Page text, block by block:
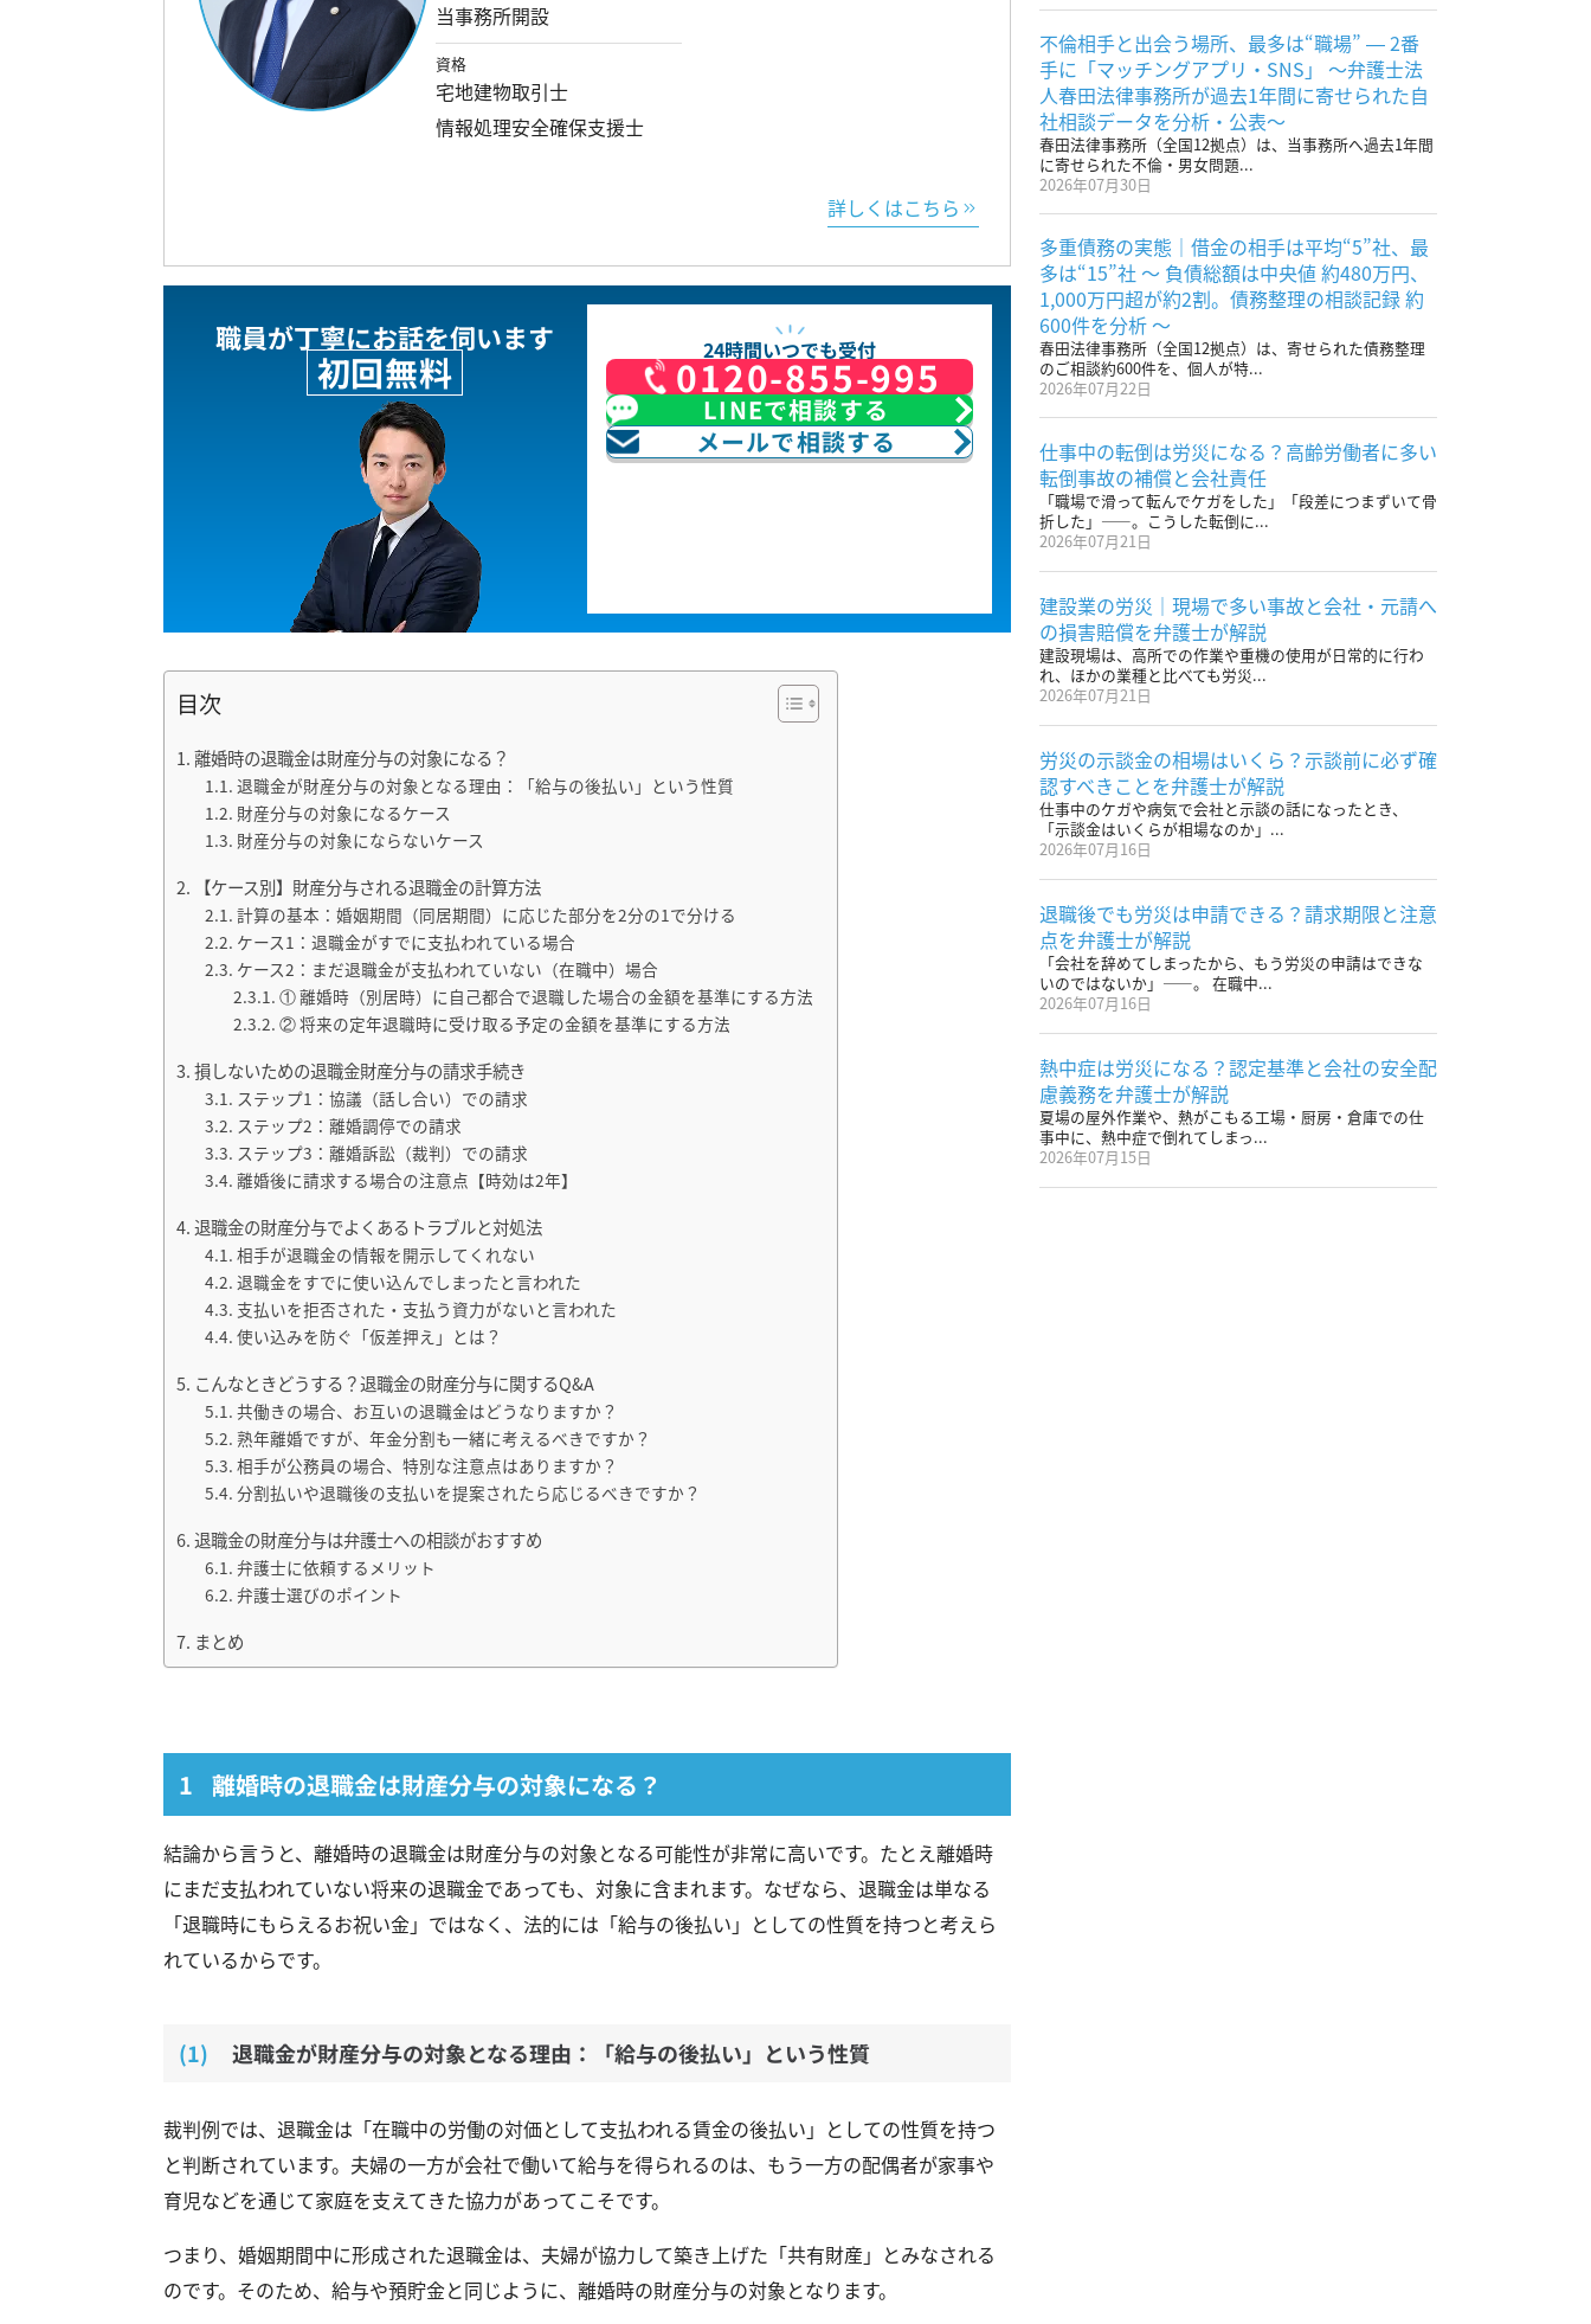
当事務所開設
資格
宅地建物取引士
情報処理安全確保支援士
詳しくはこちら
職員が丁寧にお話を伺います
初回無料 24時間いつでも受付
0120-855-995
LINEで相談する
メールで相談する
目次
離婚時の退職金は財産分与の対象になる？
退職金が財産分与の対象となる理由：「給与の後払い」という性質
財産分与の対象になるケース
財産分与の対象にならないケース
【ケース別】財産分与される退職金の計算方法
計算の基本：婚姻期間（同居期間）に応じた部分を2分の1で分ける
ケース1：退職金がすでに支払われている場合
ケース2：まだ退職金が支払われていない（在職中）場合
① 離婚時（別居時）に自己都合で退職した場合の金額を基準にする方法
② 将来の定年退職時に受け取る予定の金額を基準にする方法
損しないための退職金財産分与の請求手続き
ステップ1：協議（話し合い）での請求
ステップ2：離婚調停での請求
ステップ3：離婚訴訟（裁判）での請求
離婚後に請求する場合の注意点【時効は2年】
退職金の財産分与でよくあるトラブルと対処法
相手が退職金の情報を開示してくれない
退職金をすでに使い込んでしまったと言われた
支払いを拒否された・支払う資力がないと言われた
使い込みを防ぐ「仮差押え」とは？
こんなときどうする？退職金の財産分与に関するQ&A
共働きの場合、お互いの退職金はどうなりますか？
熟年離婚ですが、年金分割も一緒に考えるべきですか？
相手が公務員の場合、特別な注意点はありますか？
分割払いや退職後の支払いを提案されたら応じるべきですか？
退職金の財産分与は弁護士への相談がおすすめ
弁護士に依頼するメリット
弁護士選びのポイント
まとめ
離婚時の退職金は財産分与の対象になる？
結論から言うと、離婚時の退職金は財産分与の対象となる可能性が非常に高いです。たとえ離婚時
にまだ支払われていない将来の退職金であっても、対象に含まれます。なぜなら、退職金は単なる
「退職時にもらえるお祝い金」ではなく、法的には「給与の後払い」としての性質を持つと考えら
れているからです。
退職金が財産分与の対象となる理由：「給与の後払い」という性質
裁判例では、退職金は「在職中の労働の対価として支払われる賃金の後払い」としての性質を持つ
と判断されています。夫婦の一方が会社で働いて給与を得られるのは、もう一方の配偶者が家事や
育児などを通じて家庭を支えてきた協力があってこそです。
つまり、婚姻期間中に形成された退職金は、夫婦が協力して築き上げた「共有財産」とみなされる
のです。そのため、給与や預貯金と同じように、離婚時の財産分与の対象となります。
不倫相手と出会う場所、最多は“職場” ― 2番
手に「マッチングアプリ・SNS」 〜弁護士法
人春田法律事務所が過去1年間に寄せられた自
社相談データを分析・公表〜
春田法律事務所（全国12拠点）は、当事務所へ過去1年間
に寄せられた不倫・男女問題...
2026年07月30日
多重債務の実態｜借金の相手は平均“5”社、最
多は“15”社 〜 負債総額は中央値 約480万円、
1,000万円超が約2割。債務整理の相談記録 約
600件を分析 〜
春田法律事務所（全国12拠点）は、寄せられた債務整理
のご相談約600件を、個人が特...
2026年07月22日
仕事中の転倒は労災になる？高齢労働者に多い
転倒事故の補償と会社責任
「職場で滑って転んでケガをした」「段差につまずいて骨
折した」——。こうした転倒に...
2026年07月21日
建設業の労災｜現場で多い事故と会社・元請へ
の損害賠償を弁護士が解説
建設現場は、高所での作業や重機の使用が日常的に行わ
れ、ほかの業種と比べても労災...
2026年07月21日
労災の示談金の相場はいくら？示談前に必ず確
認すべきことを弁護士が解説
仕事中のケガや病気で会社と示談の話になったとき、
「示談金はいくらが相場なのか」...
2026年07月16日
退職後でも労災は申請できる？請求期限と注意
点を弁護士が解説
「会社を辞めてしまったから、もう労災の申請はできな
いのではないか」——。 在職中...
2026年07月16日
熱中症は労災になる？認定基準と会社の安全配
慮義務を弁護士が解説
夏場の屋外作業や、熱がこもる工場・厨房・倉庫での仕
事中に、熱中症で倒れてしまっ...
2026年07月15日